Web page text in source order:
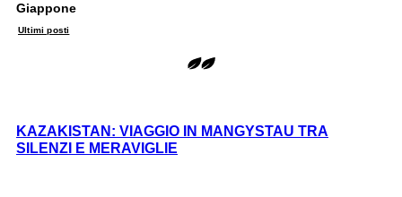
Giappone
Ultimi posti
KAZAKISTAN: VIAGGIO IN MANGYSTAU TRA
SILENZI E MERAVIGLIE